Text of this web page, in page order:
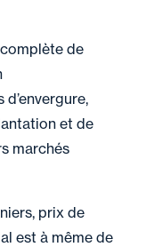
de
et de
marchés
prix de
est à même de